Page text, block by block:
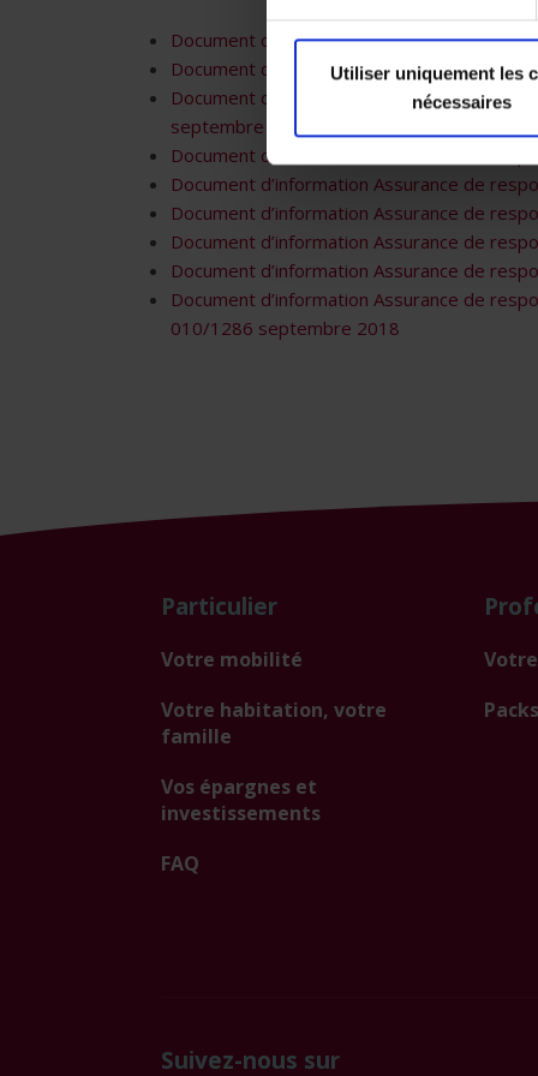
Utiliser uniquement les
nécessaires
Document d’information Assurance de
Document d’information Assurance de
Document d’information Assurance de
septembre 2018
Document d’information Assurance de
Document d’information Assurance de
Document d’information Assurance de
Document d’information Assurance de
Document d’information Assurance de
Document d’information Assurance de
010/1286 septembre 2018
Particulier
Votre mobilité
Votre habitation, votre
famille
Vos épargnes et
investissements
FAQ
Suivez-nous sur